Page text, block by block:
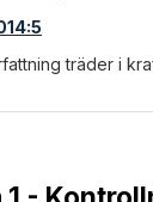
träder i